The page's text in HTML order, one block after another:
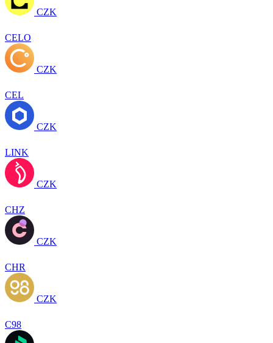
CZK
CELO
CZK
CEL
CZK
LINK
CZK
CHZ
CZK
CHR
CZK
C98